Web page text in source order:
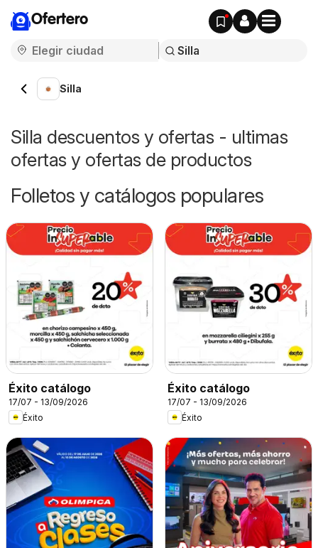
Ofertero
Silla
Silla descuentos y ofertas - ultimas
ofertas y ofertas de productos
Folletos y catálogos populares
Éxito catálogo
17/07 - 13/09/2026
Éxito
Éxito catálogo
17/07 - 13/09/2026
Éxito